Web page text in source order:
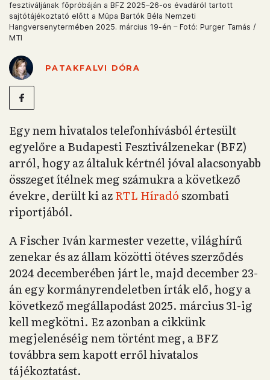
fesztiváljának főpróbáján a BFZ 2025–26-os évadáról tartott
sajtótájékoztató előtt a Müpa Bartók Béla Nemzeti
Hangversenytermében 2025. március 19-én – Fotó: Purger Tamás /
MTI
PATAKFALVI DÓRA
Egy nem hivatalos telefonhívásból értesült
egyelőre a Budapesti Fesztiválzenekar (BFZ)
arról, hogy az általuk kértnél jóval alacsonyabb
összeget ítélnek meg számukra a következő
évekre, derült ki azRTL Híradószombati
riportjából.
A Fischer Iván karmester vezette, világhírű
zenekar és az állam közötti ötéves szerződés
2024 decemberében járt le, majd december 23-
án egy kormányrendeletben írták elő, hogy a
következő megállapodást 2025. március 31-ig
kell megkötni. Ez azonban a cikkünk
megjelenéséig nem történt meg, a BFZ
továbbra sem kapott erről hivatalos
tájékoztatást.